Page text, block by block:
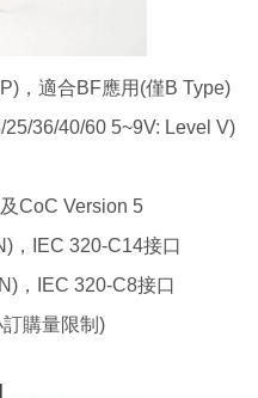
，適合BF應用(僅B Type)
36/40/60 5~9V: Level V)
CoC Version 5
，IEC 320-C14接口
，IEC 320-C8接口
購量限制)